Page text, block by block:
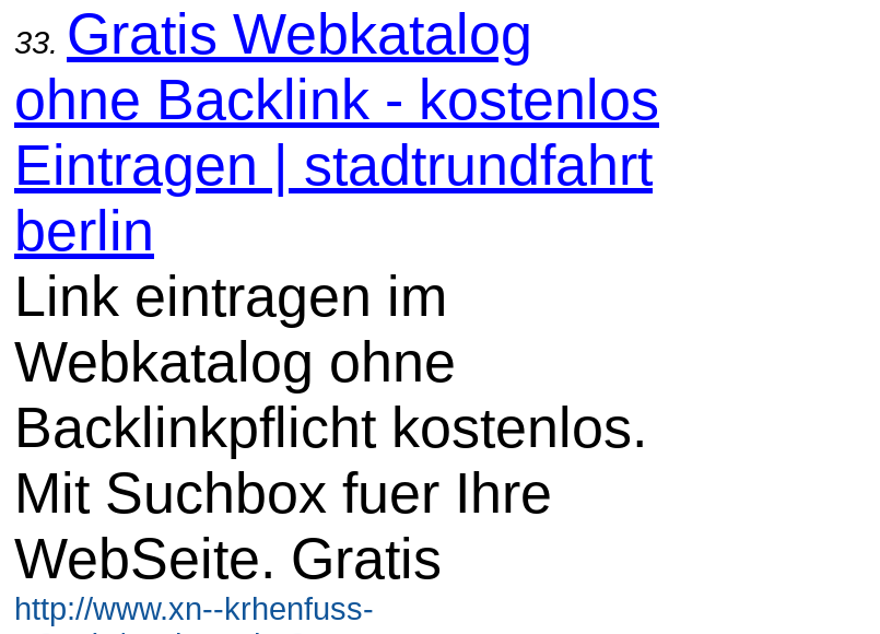
33. Gratis Webkatalog
ohne Backlink - kostenlos
Eintragen | stadtrundfahrt
berlin
Link eintragen im
Webkatalog ohne
Backlinkpflicht kostenlos.
Mit Suchbox fuer Ihre
WebSeite. Gratis
http://www.xn--krhenfuss-